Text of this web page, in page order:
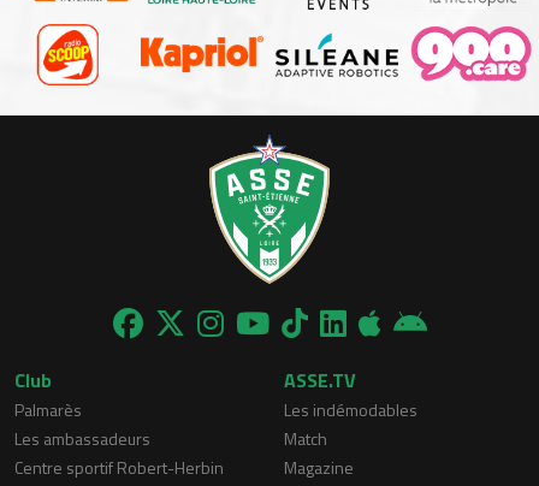
Club
Palmarès
Les ambassadeurs
Centre sportif Robert-Herbin
ASSE.TV
Les indémodables
Match
Magazine